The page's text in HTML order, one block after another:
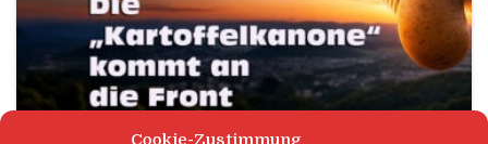
Cookie-Zustimmung